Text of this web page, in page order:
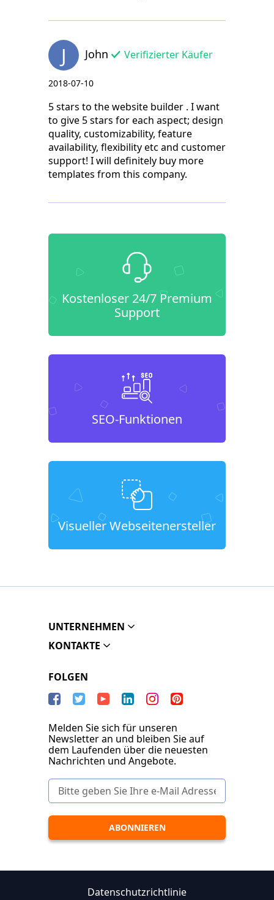
J John Verifizierter Käufer
2018-07-10
5 stars to the website builder . I want
to give 5 stars for each aspect; design
quality, customizability, feature
availability, flexibility etc and customer
support! I will definitely buy more
templates from this company.
Kostenloser 24/7 Premium
Support
SEO-Funktionen
Visueller Webseitenersteller
UNTERNEHMEN
KONTAKTE
FOLGEN
Melden Sie sich für unseren
Newsletter an und bleiben Sie auf
dem Laufenden über die neuesten
Nachrichten und Angebote.
Datenschutzrichtlinie